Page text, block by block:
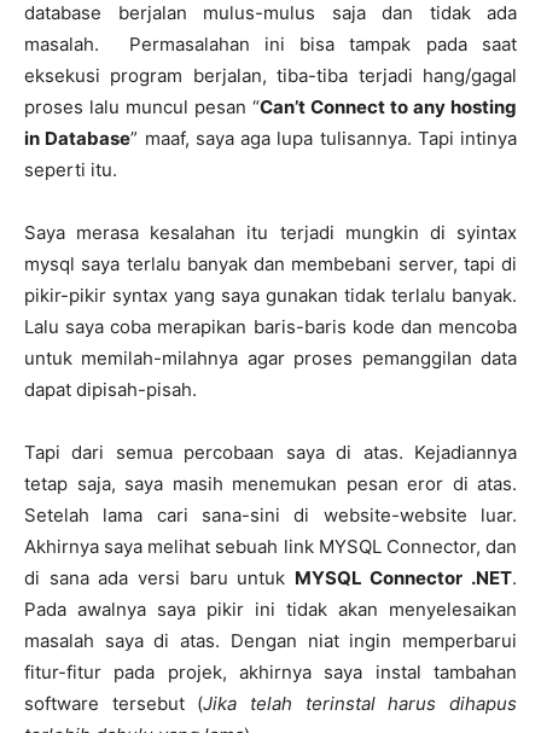
database berjalan mulus-mulus saja dan tidak ada
masalah. Permasalahan ini bisa tampak pada saat
eksekusi program berjalan, tiba-tiba terjadi hang/gagal
proses lalu muncul pesan “Can’t Connect to any hosting
in Database” maaf, saya aga lupa tulisannya. Tapi intinya
seperti itu.
Saya merasa kesalahan itu terjadi mungkin di syintax
mysql saya terlalu banyak dan membebani server, tapi di
pikir-pikir syntax yang saya gunakan tidak terlalu banyak.
Lalu saya coba merapikan baris-baris kode dan mencoba
untuk memilah-milahnya agar proses pemanggilan data
dapat dipisah-pisah.
Tapi dari semua percobaan saya di atas. Kejadiannya
tetap saja, saya masih menemukan pesan eror di atas.
Setelah lama cari sana-sini di website-website luar.
Akhirnya saya melihat sebuah link MYSQL Connector, dan
di sana ada versi baru untuk MYSQL Connector .NET.
Pada awalnya saya pikir ini tidak akan menyelesaikan
masalah saya di atas. Dengan niat ingin memperbarui
fitur-fitur pada projek, akhirnya saya instal tambahan
software tersebut (Jika telah terinstal harus dihapus